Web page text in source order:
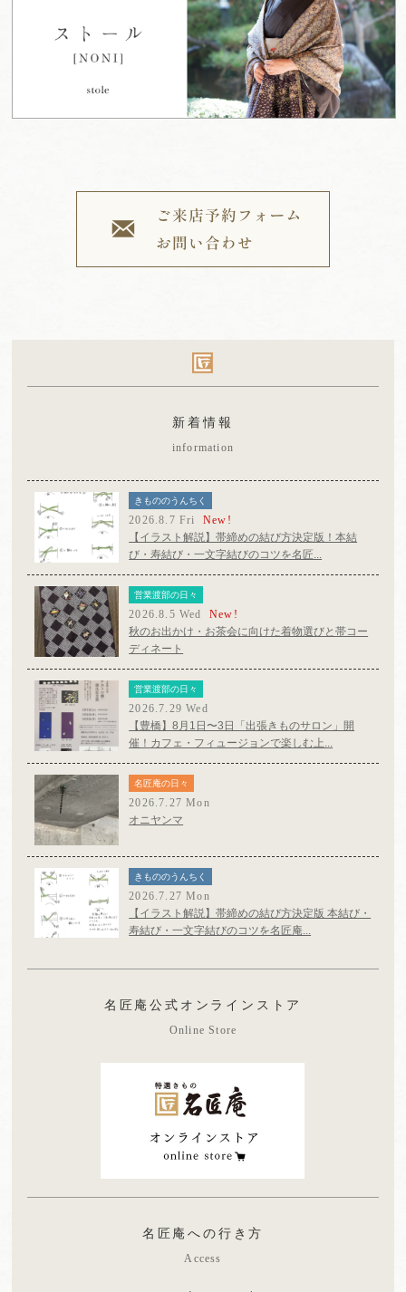
新着情報
information
きもののうんちく
2026.8.7 Fri New!
【イラスト解説】帯締めの結び方決定版！本結
び・寿結び・一文字結びのコツを名匠...
営業渡部の日々
2026.8.5 Wed New!
秋のお出かけ・お茶会に向けた着物選びと帯コー
ディネート
営業渡部の日々
2026.7.29 Wed
【豊橋】8月1日〜3日「出張きものサロン」開
催！カフェ・フィュージョンで楽しむ上...
名匠庵の日々
2026.7.27 Mon
オニヤンマ
きもののうんちく
2026.7.27 Mon
【イラスト解説】帯締めの結び方決定版 本結び・
寿結び・一文字結びのコツを名匠庵...
名匠庵公式オンラインストア
Online Store
名匠庵への行き方
Access